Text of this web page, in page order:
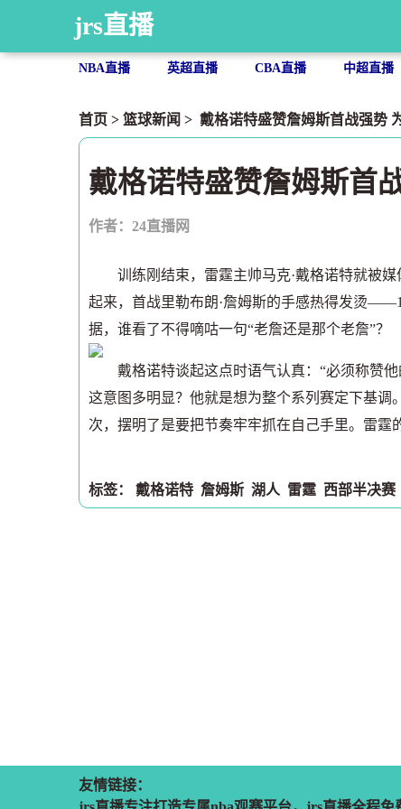
jrs直播
NBA直播 英超直播 CBA直播 中超直播
首页 > 篮球新闻 > 戴格诺特盛赞詹姆斯首战强势
戴格诺特盛赞詹姆斯首
作者：24直播网
训练刚结束，雷霆主帅马克·戴格诺特就被媒
起来，首战里勒布朗·詹姆斯的手感热得发烫
据，谁看了不得嘀咕一句“老詹还是那个老詹”？
戴格诺特谈起这点时语气认真：“必须称赞他
这意图多明显？他就是想为整个系列赛定下基
次，摆明了是要把节奏牢牢抓在自己手里。雷霆
标签： 戴格诺特 詹姆斯 湖人 雷霆 西部半决赛
友情链接：